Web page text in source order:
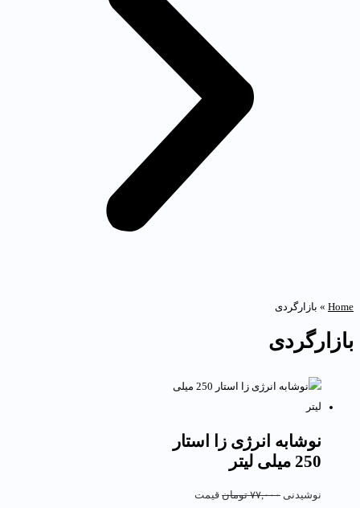
» بازارگردی
نوشابه انرژی زا استار
250 میلی لیتر
نوشیدنی۷۷,۰۰۰ تومان قیمت